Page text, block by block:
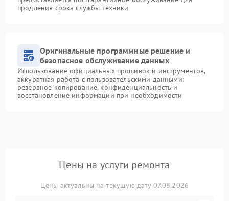
продления срока службы техники
Оригинальные программные решение и
безопасное обслуживание данных
Использование официальных прошивок и инструментов,
аккуратная работа с пользовательскими данными:
резервное копирование, конфиденциальность и
восстановление информации при необходимости
Цены на услуги ремонта
Цены актуальны на текущую дату 07.08.2026